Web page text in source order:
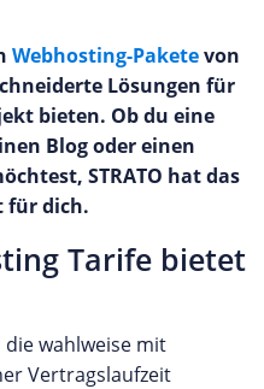
Webhosting-Paketevon
Lösungen für
bieten. Ob du eine
Blog oder einen
STRATO hat das
für dich.
Tarife bietet
die wahlweise mit
Vertragslaufzeit